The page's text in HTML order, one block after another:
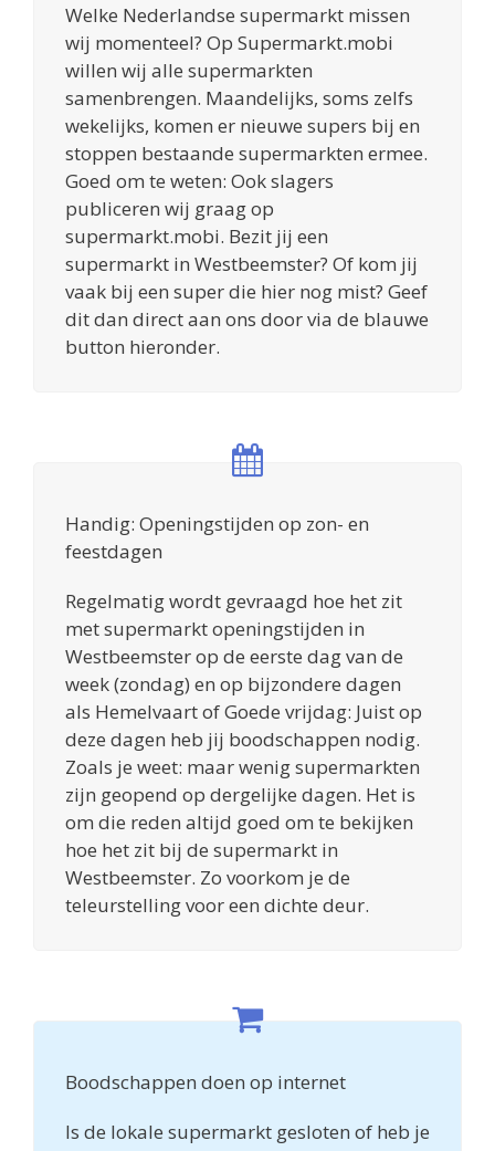
Welke Nederlandse supermarkt missen
wij momenteel? Op Supermarkt.mobi
willen wij alle supermarkten
samenbrengen. Maandelijks, soms zelfs
wekelijks, komen er nieuwe supers bij en
stoppen bestaande supermarkten ermee.
Goed om te weten: Ook slagers
publiceren wij graag op
supermarkt.mobi. Bezit jij een
supermarkt in Westbeemster? Of kom jij
vaak bij een super die hier nog mist? Geef
dit dan direct aan ons door via de blauwe
button hieronder.
Handig: Openingstijden op zon- en
feestdagen
Regelmatig wordt gevraagd hoe het zit
met supermarkt openingstijden in
Westbeemster op de eerste dag van de
week (zondag) en op bijzondere dagen
als Hemelvaart of Goede vrijdag: Juist op
deze dagen heb jij boodschappen nodig.
Zoals je weet: maar wenig supermarkten
zijn geopend op dergelijke dagen. Het is
om die reden altijd goed om te bekijken
hoe het zit bij de supermarkt in
Westbeemster. Zo voorkom je de
teleurstelling voor een dichte deur.
Boodschappen doen op internet
Is de lokale supermarkt gesloten of heb je